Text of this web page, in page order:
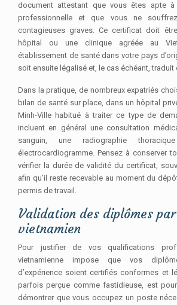
document attestant que vous êtes apte à
professionnelle et que vous ne
contagieuses graves. Ce certificat doit
hôpital ou une clinique agréée au
établissement de santé dans votre pays
soit ensuite légalisé et, le cas échéant, traduit
Dans la pratique, de nombreux expatriés
bilan de santé sur place, dans un hôpital
Minh-Ville habitué à traiter ce type de
incluent en général une consultation
sanguin, une radiographie
électrocardiogramme. Pensez à conserver
vérifier la durée de validité du certificat,
afin qu’il reste recevable au moment du
permis de travail.
Validation des diplômes
vietnamien
Pour justifier de vos qualifications
vietnamienne impose que vos
d’expérience soient certifiés conformes et
parfois perçue comme fastidieuse, est
démontrer que vous occupez un poste